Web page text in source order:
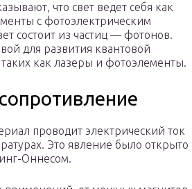
что свет ведет себя как
с фотоэлектрическим
состоит из частиц — фотонов.
для развития квантовой
как лазеры и фотоэлементы.
проводит электрический ток
Это явление было открыто
Оннесом.